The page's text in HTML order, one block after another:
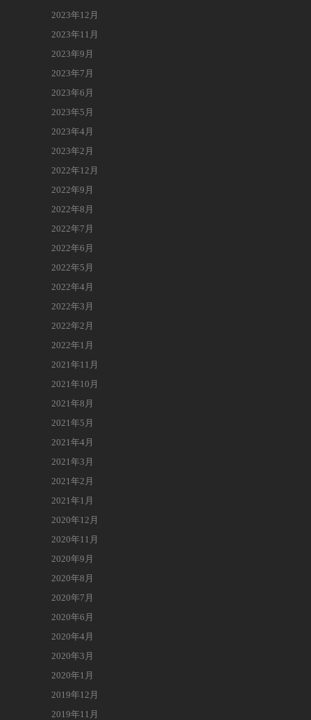
2023年12月
2023年11月
2023年9月
2023年7月
2023年6月
2023年5月
2023年4月
2023年2月
2022年12月
2022年9月
2022年8月
2022年7月
2022年6月
2022年5月
2022年4月
2022年3月
2022年2月
2022年1月
2021年11月
2021年10月
2021年8月
2021年5月
2021年4月
2021年3月
2021年2月
2021年1月
2020年12月
2020年11月
2020年9月
2020年8月
2020年7月
2020年6月
2020年4月
2020年3月
2020年1月
2019年12月
2019年11月